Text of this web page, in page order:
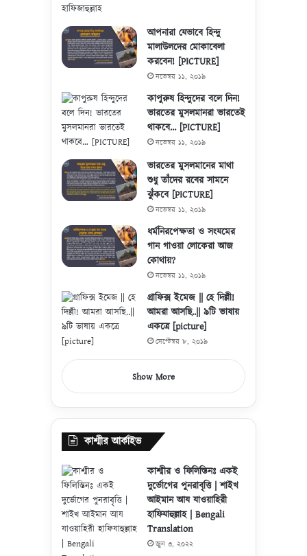
আপনারা যেভাবে হিন্দু
মালাউলদের মোকাবেলা
করবেন! [PICTURE]
নভেম্বর ১১, ২০১৯
কাপুরুষ হিন্দুদের বলে দিন!
ভারতের মুসলমানরা ভারতেই
থাকবে… [PICTURE]
নভেম্বর ১১, ২০১৯
ভারতের মুসলমানের মাথা
শুধু তাঁদের রবের সামনে
ঝুঁকবে [PICTURE]
নভেম্বর ১১, ২০১৯
ধর্মনিরপেক্ষতা ও সংযমের
গান গাওয়া লোকেরা আজ
কোথায়?
নভেম্বর ১১, ২০১৯
গ্রাফিক্স ইমেজ || হে দিল্লী!
আমরা আসছি..|| ৯টি ভাষায়
একত্রে [picture]
সেপ্টেম্বর ৮, ২০১৯
Show More
কাশ্মীর আর্কাইভ
কাশ্মীর ও ফিলিস্তিনঃ একই
দুর্ভোগের পুনরাবৃত্তি | শাইখ
আইমান আয যাওয়াহিরী
হাফিযাহুল্লাহ | Bengali
Translation
জুন ৩, ২০২২